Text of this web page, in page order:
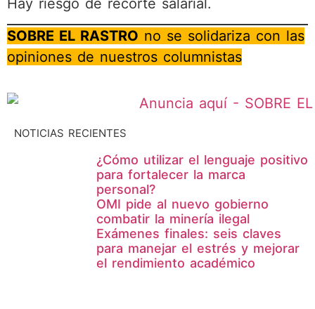
Hay riesgo de recorte salarial.
SOBRE EL RASTRO no se solidariza con las
opiniones de nuestros columnistas
NOTICIAS RECIENTES
¿Cómo utilizar el lenguaje positivo
para fortalecer la marca
personal?
OMI pide al nuevo gobierno
combatir la minería ilegal
Exámenes finales: seis claves
para manejar el estrés y mejorar
el rendimiento académico